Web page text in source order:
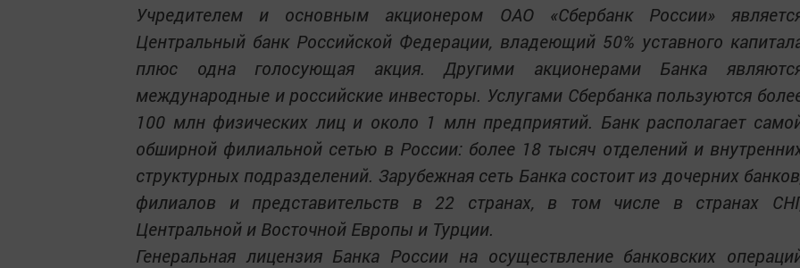
Учредителем и основным акционером ОАО «Сбербанк России»
Центральный банк Российской Федерации, владеющий 50% уставного
плюс одна голосующая акция. Другими акционерами Банка
международные и российские инвесторы. Услугами Сбербанка пользуются
100 млн физических лиц и около 1 млн предприятий. Банк располагает
обширной филиальной сетью в России: более 18 тысяч отделений и
структурных подразделений. Зарубежная сеть Банка состоит из дочерних
филиалов и представительств в 22 странах, в том числе в странах
Центральной и Восточной Европы и Турции.
Генеральная лицензия Банка России на осуществление банковских